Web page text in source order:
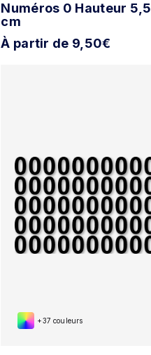
Numéros 0 Hauteur 5,5
cm
À partir de 9,50€
+37 couleurs